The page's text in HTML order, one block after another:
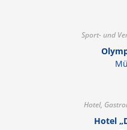
Sport- und
Hotel,
Hotel